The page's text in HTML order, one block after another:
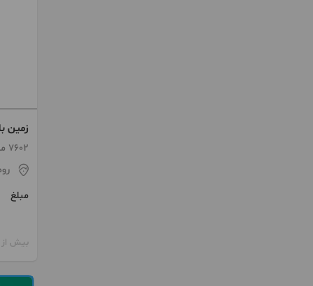
زمین
7602 متر
مبلغ
بیش از 12 ماه پیش